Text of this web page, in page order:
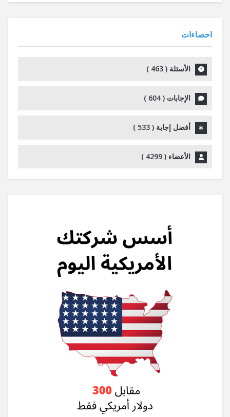
احصاءات
الأسئلة ( 463
)
الإجابات ( 604
)
أفضل إجابة ( 533
)
الأعضاء ( 4299
)